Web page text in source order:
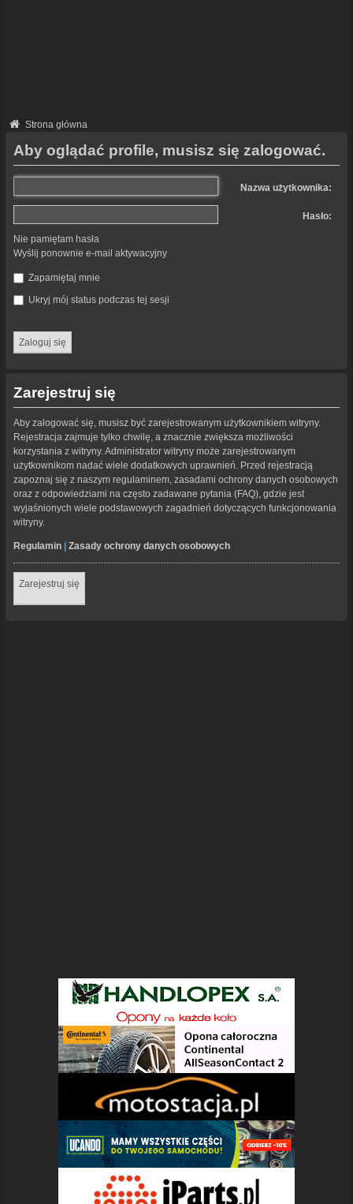
Strona główna
Aby oglądać profile, musisz się zalogować.
Nazwa użytkownika:
Hasło:
Nie pamiętam hasła
Wyślij ponownie e-mail aktywacyjny
Zapamiętaj mnie
Ukryj mój status podczas tej sesji
Zarejestruj się
Aby zalogować się, musisz być zarejestrowanym użytkownikiem witryny.
Rejestracja zajmuje tylko chwilę, a znacznie zwiększa możliwości
korzystania z witryny. Administrator witryny może zarejestrowanym
użytkownikom nadać wiele dodatkowych uprawnień. Przed rejestracją
zapoznaj się z naszym regulaminem, zasadami ochrony danych osobowych
oraz z odpowiedziami na często zadawane pytania (FAQ), gdzie jest
wyjaśnionych wiele podstawowych zagadnień dotyczących funkcjonowania
witryny.
Regulamin | Zasady ochrony danych osobowych
Zarejestruj się